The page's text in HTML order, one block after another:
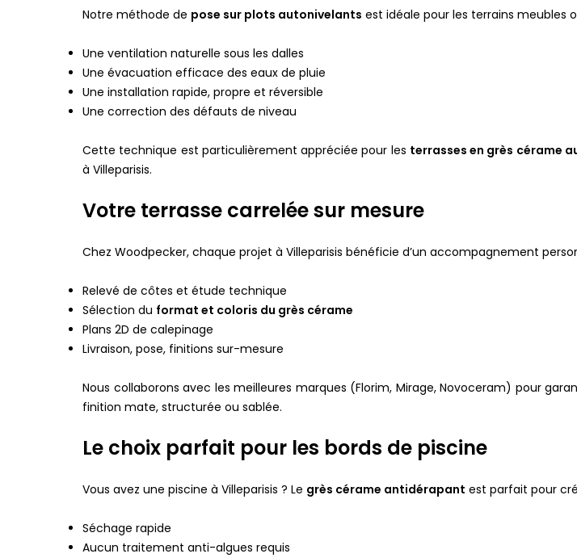
Notre méthode de pose sur plots autonivelants est idéale pour les terrains meubles
Une ventilation naturelle sous les dalles
Une évacuation efficace des eaux de pluie
Une installation rapide, propre et réversible
Une correction des défauts de niveau
Cette technique est particulièrement appréciée pour les terrasses en grès cérame
à Villeparisis.
Votre terrasse carrelée sur mesure
Chez Woodpecker, chaque projet à Villeparisis bénéficie d’un accompagnement
Relevé de côtes et étude technique
Sélection du format et coloris du grès cérame
Plans 2D de calepinage
Livraison, pose, finitions sur-mesure
Nous collaborons avec les meilleures marques (Florim, Mirage, Novoceram) pour
finition mate, structurée ou sablée.
Le choix parfait pour les bords de piscine
Vous avez une piscine à Villeparisis ? Le grès cérame antidérapant est parfait pour
Séchage rapide
Aucun traitement anti-algues requis